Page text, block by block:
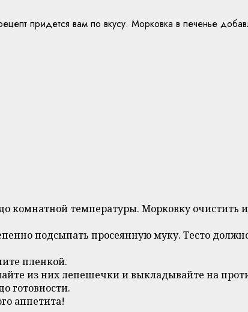
придется вам по вкусу. Морковка в печенье
комнатной температуры. Морковку очистить
подсыпать просеянную муку. Тесто
пленкой.
из них лепешечки и выкладывайте на
готовности.
аппетита!